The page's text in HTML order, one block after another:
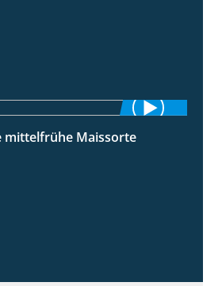
mittelfrühe Maissorte